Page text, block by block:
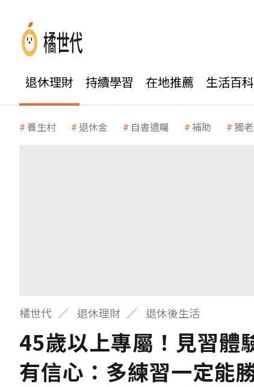
退休理財 持續學習 在地推薦 生活百科
養生村 退休金 自書遺囑 補助 獨老
橘世代 退休理財 退休後生活
45歲以上專屬！見習體
有信心：多練習一定能